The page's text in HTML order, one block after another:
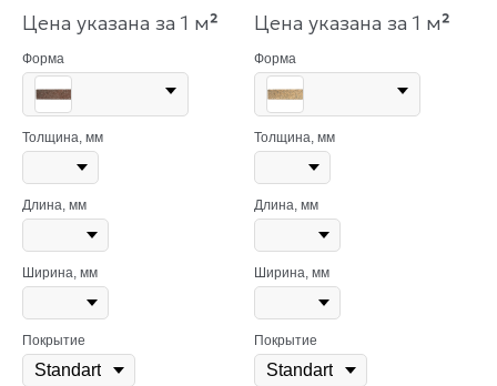
Цена указана за 1 м²
Форма
Толщина, мм
Длина, мм
Ширина, мм
Покрытие
Цена указана за 1 м²
Форма
Толщина, мм
Длина, мм
Ширина, мм
Покрытие